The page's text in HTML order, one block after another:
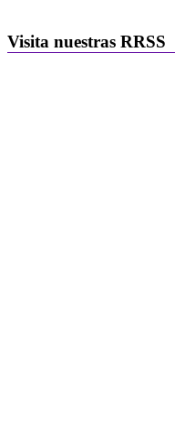
Visita nuestras RRSS